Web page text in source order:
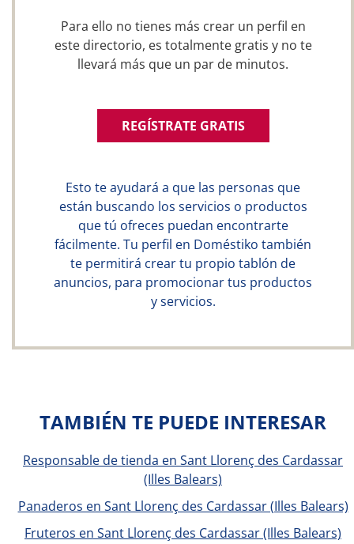
Para ello no tienes más crear un perfil en
este directorio, es totalmente gratis y no te
llevará más que un par de minutos.
REGÍSTRATE GRATIS
Esto te ayudará a que las personas que
están buscando los servicios o productos
que tú ofreces puedan encontrarte
fácilmente. Tu perfil en Doméstiko también
te permitirá crear tu propio tablón de
anuncios, para promocionar tus productos
y servicios.
TAMBIÉN TE PUEDE INTERESAR
Responsable de tienda en Sant Llorenç des Cardassar
(Illes Balears)
Panaderos en Sant Llorenç des Cardassar (Illes Balears)
Fruteros en Sant Llorenç des Cardassar (Illes Balears)